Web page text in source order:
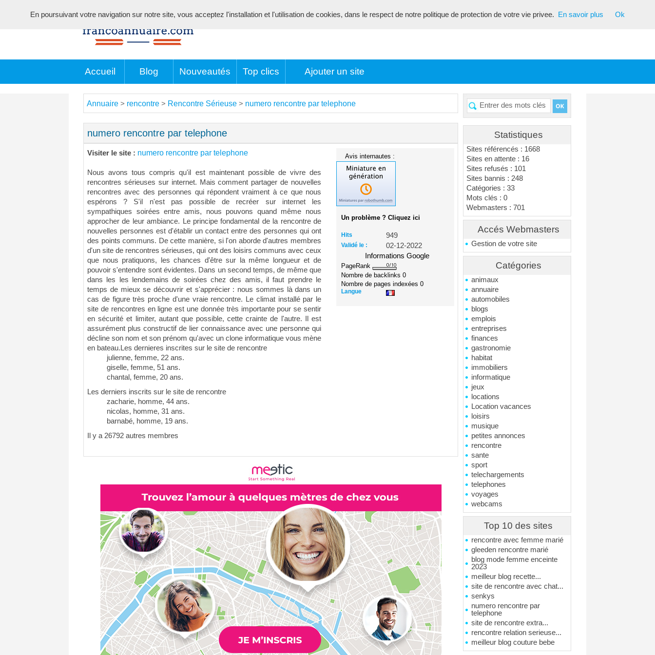
Accueil Blog Nouveautés Top clics Ajouter un site
Statistiques
Sites référencés : 1668
Sites en attente : 16
Sites refusés : 101
Sites bannis : 248
Catégories : 33
Mots clés : 0
Webmasters : 701
Accés Webmasters
Gestion de votre site
Catégories
animaux
annuaire
automobiles
blogs
emplois
entreprises
finances
gastronomie
habitat
immobiliers
informatique
jeux
locations
Location vacances
loisirs
musique
petites annonces
rencontre
sante
sport
telechargements
telephones
voyages
webcams
Top 10 des sites
rencontre avec femme marié
gleeden rencontre marié
blog mode femme enceinte
2023
meilleur blog recette...
site de rencontre avec chat...
senkys
numero rencontre par
telephone
site de rencontre extra...
rencontre relation serieuse...
meilleur blog couture bebe
Annuaire > rencontre > Rencontre Sérieuse > numero rencontre par telephone
numero rencontre par telephone
Visiter le site : numero rencontre par telephone
Nous avons tous compris qu'il est maintenant possible de vivre des
rencontres sérieuses sur internet. Mais comment partager de nouvelles
rencontres avec des personnes qui répondent vraiment à ce que nous
espérons ? S'il n'est pas possible de recréer sur internet les
sympathiques soirées entre amis, nous pouvons quand même nous
approcher de leur ambiance. Le principe fondamental de la rencontre de
nouvelles personnes est d'établir un contact entre des personnes qui ont
des points communs. De cette manière, si l'on aborde d'autres membres
d'un site de rencontres sérieuses, qui ont des loisirs communs avec ceux
que nous pratiquons, les chances d'être sur la même longueur et de
pouvoir s'entendre sont évidentes. Dans un second temps, de même que
dans les les lendemains de soirées chez des amis, il faut prendre le
temps de mieux se découvrir et s'apprécier : nous sommes là dans un
cas de figure très proche d'une vraie rencontre. Le climat installé par le
site de rencontres en ligne est une donnée très importante pour se sentir
en sécurité et limiter, autant que possible, cette crainte de l'autre. Il est
assurément plus constructif de lier connaissance avec une personne qui
décline son nom et son prénom qu'avec un clone informatique vous mène
en bateau.Les dernieres inscrites sur le site de rencontre
julienne, femme, 22 ans.
giselle, femme, 51 ans.
chantal, femme, 20 ans.
Les derniers inscrits sur le site de rencontre
zacharie, homme, 44 ans.
nicolas, homme, 31 ans.
barnabé, homme, 19 ans.
Il y a 26792 autres membres
Avis internautes :
Un problème ? Cliquez ici
Hits 949
Validé le :
02-12-2022
Informations Google
PageRank
Nombre de backlinks0
Nombre de pages indexées0
Langue
En poursuivant votre navigation sur notre site, vous acceptez l'installation et l'utilisation de cookies, dans le respect de notre politique de protection de votre vie privee. En savoir plus Ok